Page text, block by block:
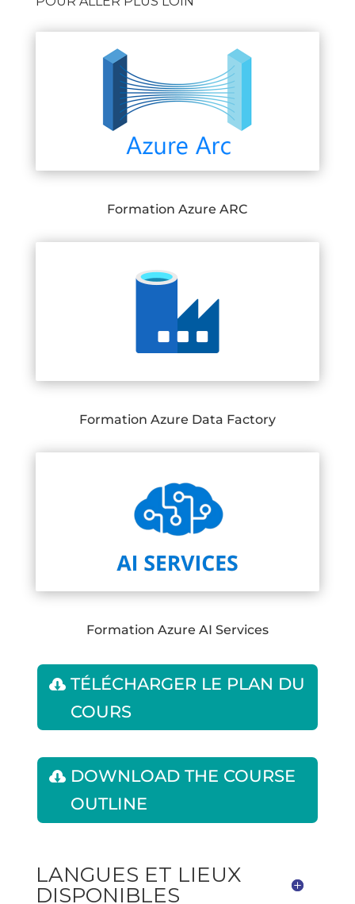
Formation Azure ARC
Formation Azure Data Factory
Formation Azure AI Services
TÉLÉCHARGER LE PLAN DU
COURS
DOWNLOAD THE COURSE
OUTLINE
LANGUES ET LIEUX
DISPONIBLES